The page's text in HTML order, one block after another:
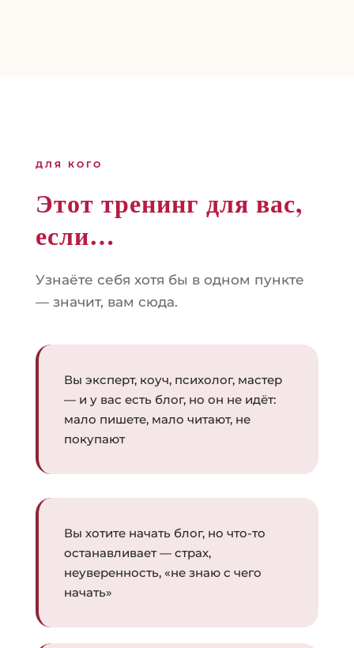
ДЛЯ КОГО
Этот тренинг для вас,
если…
Узнаёте себя хотя бы в одном пункте
— значит, вам сюда.
Вы эксперт, коуч, психолог, мастер
— и у вас есть блог, но он не идёт:
мало пишете, мало читают, не
покупают
Вы хотите начать блог, но что-то
останавливает — страх,
неуверенность, «не знаю с чего
начать»